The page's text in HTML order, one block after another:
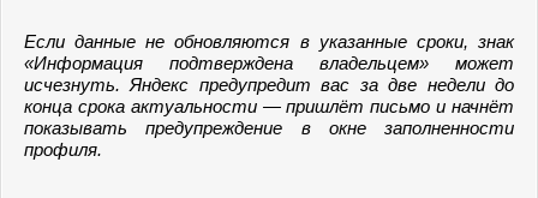
Если данные не обновляются в указанные сроки, знак
«Информация подтверждена владельцем» может
исчезнуть. Яндекс предупредит вас за две недели до
конца срока актуальности — пришлёт письмо и начнёт
показывать предупреждение в окне заполненности
профиля.